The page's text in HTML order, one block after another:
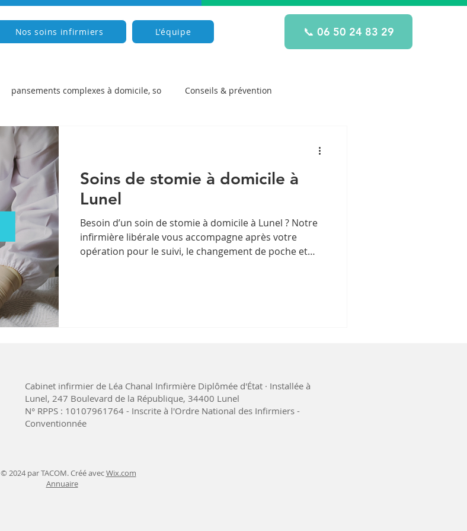
Nos soins infirmiers L'équipe 📞 06 50 24 83 29
pansements complexes à domicile, so Conseils & prévention
Soins de stomie à domicile à
Lunel
Besoin d’un soin de stomie à domicile à Lunel ? Notre
infirmière libérale vous accompagne après votre
opération pour le suivi, le changement de poche et
Cabinet infirmier de Léa Chanal Infirmière Diplômée d'État · Installée à
Lunel, 247 Boulevard de la République, 34400 Lunel
N° RPPS : 10107961764 - Inscrite à l'Ordre National des Infirmiers -
Conventionnée
© 2024 par TACOM. Créé avecWix.com
Annuaire